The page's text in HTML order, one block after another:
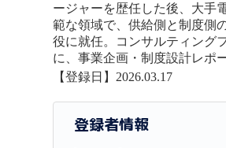
ージャーを歴任した後、大手
範な領域で、供給側と制度側
役に就任。コンサルティング
に、事業企画・制度設計レポ
【登録日】2026.03.17
登録者情報